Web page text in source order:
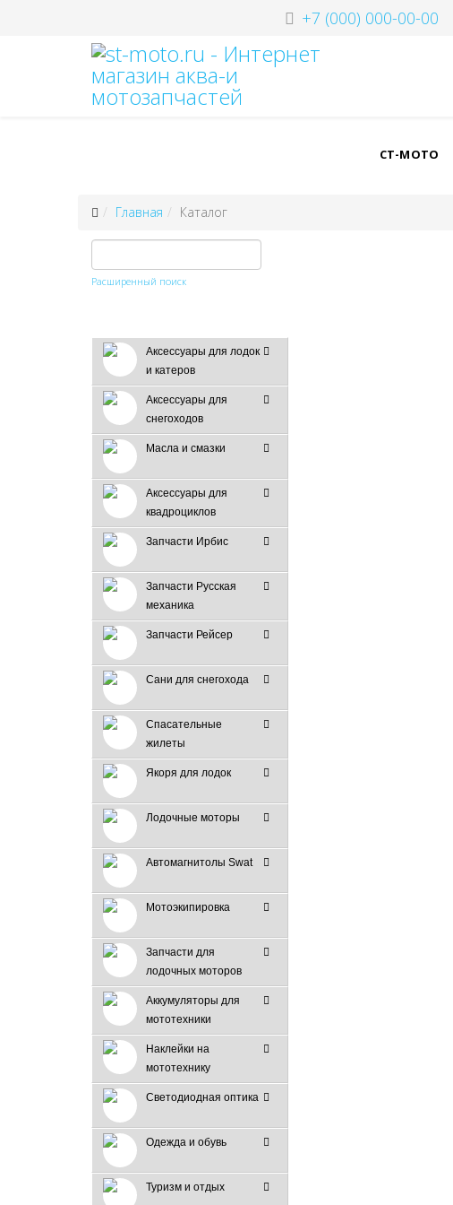
+7 (000) 000-00-00
СТ-МОТО
Главная Каталог
Расширенный поиск
Аксессуары для лодок
и катеров
Аксессуары для
снегоходов
Масла и смазки
Аксессуары для
квадроциклов
Запчасти Ирбис
Запчасти Русская
механика
Запчасти Рейсер
Сани для снегохода
Спасательные
жилеты
Якоря для лодок
Лодочные моторы
Автомагнитолы Swat
Мотоэкипировка
Запчасти для
лодочных моторов
Аккумуляторы для
мототехники
Наклейки на
мототехнику
Светодиодная оптика
Одежда и обувь
Туризм и отдых